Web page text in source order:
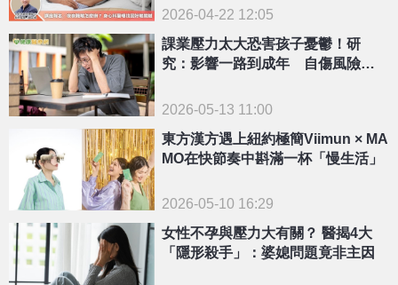
2026-04-22 12:05
課業壓力太大恐害孩子憂鬱！研
究：影響一路到成年 自傷風險也
2026-05-13 11:00
東方漢方遇上紐約極簡Viimun × MA
MOㅤ在快節奏中斟滿一杯「慢生活」
2026-05-10 16:29
女性不孕與壓力大有關？ 醫揭4大
「隱形殺手」：婆媳問題竟非主因